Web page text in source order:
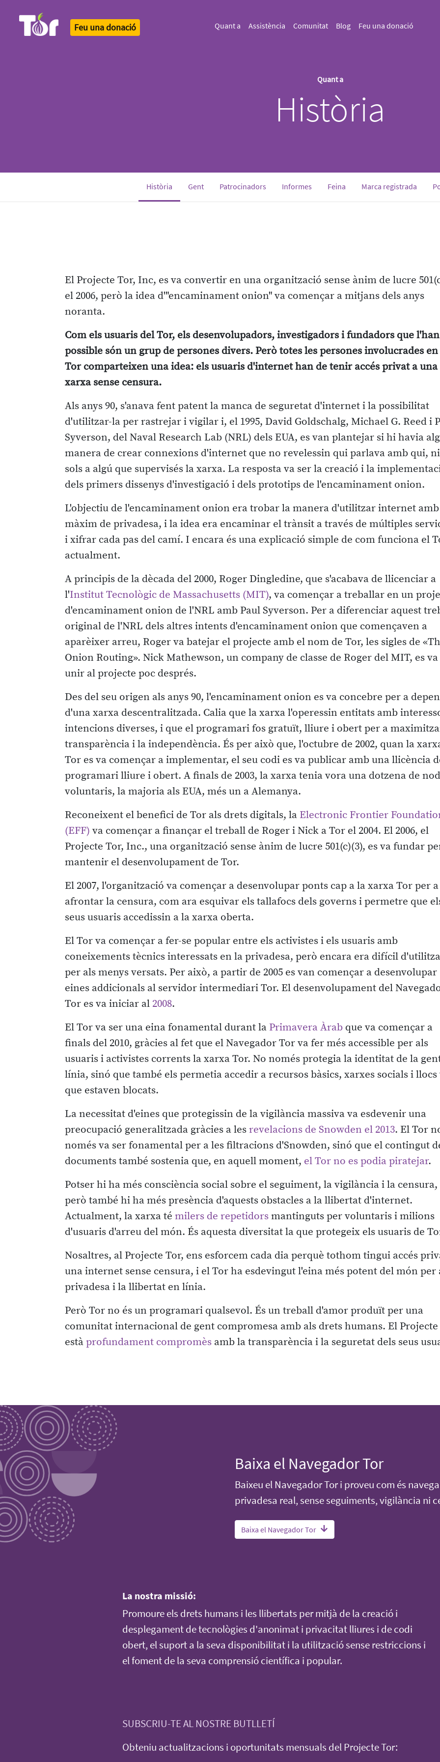
Feu una donació Quant a Assistència Comunitat Blog Feu una donació
Quant a
Història
Història(current)
Gent Patrocinadors Informes Feina Marca registrada
El Projecte Tor, Inc, es va convertir en una organització sense ànim de lucre
el 2006, però la idea d'"encaminament onion" va començar a mitjans dels anys
noranta.
Com els usuaris del Tor, els desenvolupadors, investigadors i fundadors que
possible són un grup de persones divers. Però totes les persones involucrades
Tor comparteixen una idea: els usuaris d'internet han de tenir accés privat a una
xarxa sense censura.
Als anys 90, s'anava fent patent la manca de seguretat d'internet i la possibilitat
d'utilitzar-la per rastrejar i vigilar i, el 1995, David Goldschalg, Michael G. Reed i
Syverson, del Naval Research Lab (NRL) dels EUA, es van plantejar si hi havia
manera de crear connexions d'internet que no revelessin qui parlava amb qui,
sols a algú que supervisés la xarxa. La resposta va ser la creació i la
dels primers dissenys d'investigació i dels prototips de l'encaminament onion.
L'objectiu de l'encaminament onion era trobar la manera d'utilitzar internet
màxim de privadesa, i la idea era encaminar el trànsit a través de múltiples
i xifrar cada pas del camí. I encara és una explicació simple de com funciona el
actualment.
A principis de la dècada del 2000, Roger Dingledine, que s'acabava de llicenciar a
l'Institut Tecnològic de Massachusetts (MIT), va començar a treballar en un
d'encaminament onion de l'NRL amb Paul Syverson. Per a diferenciar aquest
original de l'NRL dels altres intents d'encaminament onion que començaven a
aparèixer arreu, Roger va batejar el projecte amb el nom de Tor, les sigles de
Onion Routing». Nick Mathewson, un company de classe de Roger del MIT, es va
unir al projecte poc després.
Des del seu origen als anys 90, l'encaminament onion es va concebre per a
d'una xarxa descentralitzada. Calia que la xarxa l'operessin entitats amb
intencions diverses, i que el programari fos gratuït, lliure i obert per a
transparència i la independència. És per això que, l'octubre de 2002, quan la
Tor es va començar a implementar, el seu codi es va publicar amb una llicència
programari lliure i obert. A finals de 2003, la xarxa tenia vora una dotzena de
voluntaris, la majoria als EUA, més un a Alemanya.
Reconeixent el benefici de Tor als drets digitals, la Electronic Frontier
(EFF) va començar a finançar el treball de Roger i Nick a Tor el 2004. El 2006, el
Projecte Tor, Inc., una organització sense ànim de lucre 501(c)(3), es va fundar
mantenir el desenvolupament de Tor.
El 2007, l'organització va començar a desenvolupar ponts cap a la xarxa Tor per a
afrontar la censura, com ara esquivar els tallafocs dels governs i permetre que
seus usuaris accedissin a la xarxa oberta.
El Tor va començar a fer-se popular entre els activistes i els usuaris amb
coneixements tècnics interessats en la privadesa, però encara era difícil
per als menys versats. Per això, a partir de 2005 es van començar a desenvolupar
eines addicionals al servidor intermediari Tor. El desenvolupament del
Tor es va iniciar al 2008.
El Tor va ser una eina fonamental durant la Primavera Àrab que va començar a
finals del 2010, gràcies al fet que el Navegador Tor va fer més accessible per als
usuaris i activistes corrents la xarxa Tor. No només protegia la identitat de la
línia, sinó que també els permetia accedir a recursos bàsics, xarxes socials i llocs
que estaven blocats.
La necessitat d'eines que protegissin de la vigilància massiva va esdevenir una
preocupació generalitzada gràcies a lesrevelacions de Snowden el 2013. El Tor
només va ser fonamental per a les filtracions d'Snowden, sinó que el contingut
documents també sostenia que, en aquell moment, el Tor no es podia piratejar.
Potser hi ha més consciència social sobre el seguiment, la vigilància i la censura,
però també hi ha més presència d'aquests obstacles a la llibertat d'internet.
Actualment, la xarxa té milers de repetidorsmantinguts per voluntaris i milions
d'usuaris d'arreu del món. És aquesta diversitat la que protegeix els usuaris de
Nosaltres, al Projecte Tor, ens esforcem cada dia perquè tothom tingui accés
una internet sense censura, i el Tor ha esdevingut l'eina més potent del món per
privadesa i la llibertat en línia.
Però Tor no és un programari qualsevol. És un treball d'amor produït per una
comunitat internacional de gent compromesa amb als drets humans. El
estàprofundament compromès amb la transparència i la seguretat dels seus
Baixa el Navegador Tor
Baixeu el Navegador Tor i proveu com és
privadesa real, sense seguiments, vigilància ni
Baixa el Navegador Tor
La nostra missió:
Promoure els drets humans i les llibertats per mitjà de la creació i
desplegament de tecnològies d'anonimat i privacitat lliures i de codi
obert, el suport a la seva disponibilitat i la utilització sense restriccions i
el foment de la seva comprensió científica i popular.
SUBSCRIU-TE AL NOSTRE BUTLLETÍ
Obteniu actualitzacions i oportunitats mensuals del Projecte Tor: